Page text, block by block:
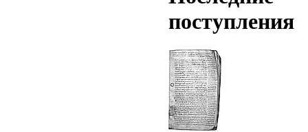
поступления